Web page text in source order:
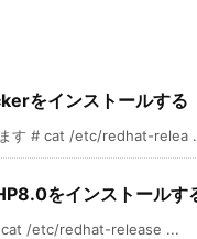
をインストールする
ます # cat /etc/redhat-relea
をインストールす
cat /etc/redhat-release ...